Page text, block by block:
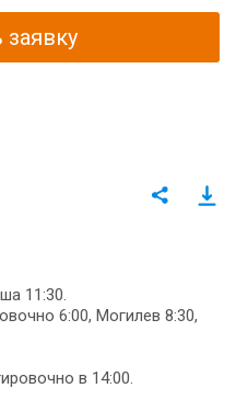
заявку
11:30.
6:00, Могилев 8:30,
в 14:00.